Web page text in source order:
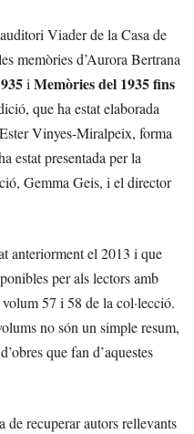
Viader de la Casa de
memòries d’Aurora Bertrana
i Memòries del 1935 fins
que ha estat elaborada
Vinyes-Miralpeix, forma
estat presentada per la
Gemma Geis, i el director
anteriorment el 2013 i que
per als lectors amb
57 i 58 de la col·lecció.
no són un simple resum,
que fan d’aquestes
de recuperar autors rellevants